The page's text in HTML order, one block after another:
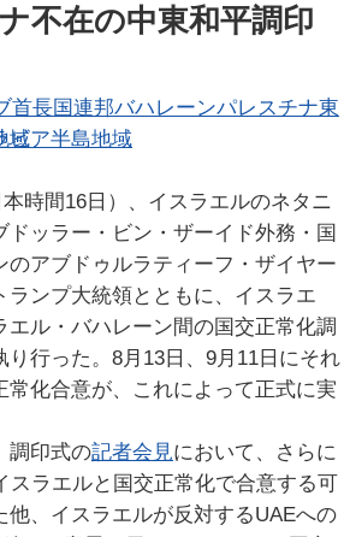
域
不在の中東和平調印
首長国連邦バハレーンパレスチナ東
ビア半島地域
時間16日）、イスラエルのネタニ
ドッラー・ビン・ザーイド外務・国
のアブドゥルラティーフ・ザイヤー
ランプ大統領とともに、イスラエ
エル・バハレーン間の国交正常化調
り行った。8月13日、9月11日にそれ
常化合意が、これによって正式に実
印式の記者会見において、さらに
スラエルと国交正常化で合意する可
他、イスラエルが反対するUAEへの